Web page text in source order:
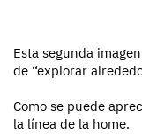
Esta segunda
de “explorar
Como se puede
la línea de la home.